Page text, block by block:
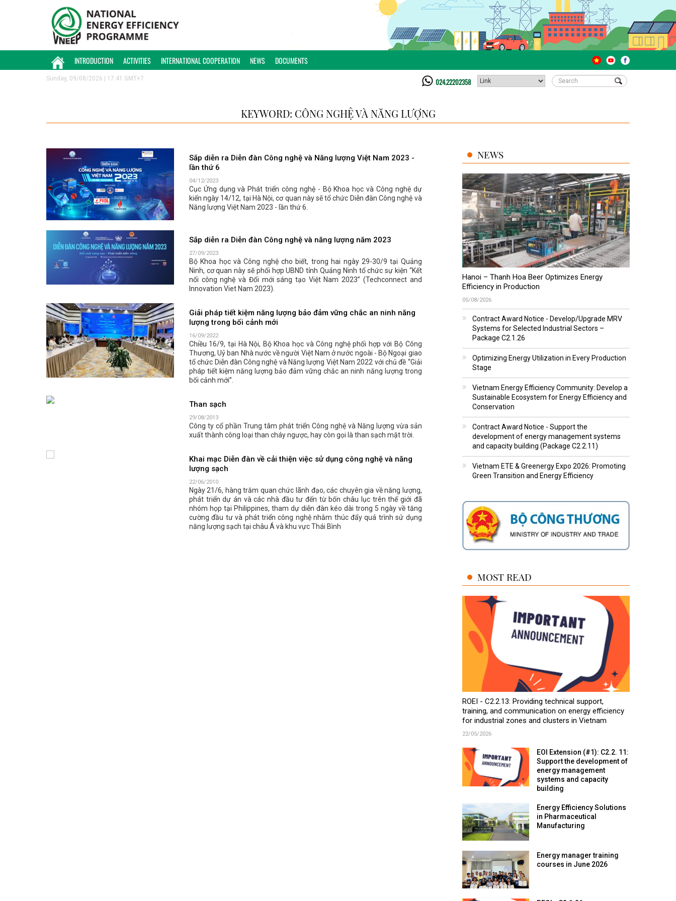
INTRODUCTION ACTIVITIES INTERNATIONAL COOPERATION NEWS DOCUMENTS
Sunday, 09/08/2026 | 17:41 GMT+7 024.22202358
KEYWORD: CÔNG NGHỆ VÀ NĂNG LƯỢNG
Sắp diễn ra Diễn đàn Công nghệ và Năng lượng Việt Nam 2023 -
lần thứ 6
04/12/2023
Cục Ứng dụng và Phát triển công nghệ - Bộ Khoa học và Công nghệ dự
kiến ngày 14/12, tại Hà Nội, cơ quan này sẽ tổ chức Diễn đàn Công nghệ và
Năng lượng Việt Nam 2023 - lần thứ 6.
Sắp diễn ra Diễn đàn Công nghệ và năng lượng năm 2023
27/09/2023
Bộ Khoa học và Công nghệ cho biết, trong hai ngày 29-30/9 tại Quảng
Ninh, cơ quan này sẽ phối hợp UBND tỉnh Quảng Ninh tổ chức sự kiện “Kết
nối công nghệ và Đổi mới sáng tạo Việt Nam 2023” (Techconnect and
Innovation Viet Nam 2023).
Giải pháp tiết kiệm năng lượng bảo đảm vững chắc an ninh năng
lượng trong bối cảnh mới
16/09/2022
Chiều 16/9, tại Hà Nội, Bộ Khoa học và Công nghệ phối hợp với Bộ Công
Thương, Uỷ ban Nhà nước về người Việt Nam ở nước ngoài - Bộ Ngoại giao
tổ chức Diễn đàn Công nghệ và Năng lượng Việt Nam 2022 với chủ đề “Giải
pháp tiết kiệm năng lượng bảo đảm vững chắc an ninh năng lượng trong
bối cảnh mới”.
Than sạch
29/08/2013
Công ty cổ phần Trung tâm phát triển Công nghệ và Năng lượng vừa sản
xuất thành công loại than cháy ngược, hay còn gọi là than sạch mặt trời.
Khai mạc Diễn đàn về cải thiện việc sử dụng công nghệ và năng
lượng sạch
22/06/2010
Ngày 21/6, hàng trăm quan chức lãnh đạo, các chuyên gia về năng lượng,
phát triển dự án và các nhà đầu tư đến từ bốn châu lục trên thế giới đã
nhóm họp tại Philippines, tham dự diễn đàn kéo dài trong 5 ngày về tăng
cường đầu tư và phát triển công nghệ nhằm thúc đẩy quá trình sử dụng
năng lượng sạch tại châu Á và khu vực Thái Bình
NEWS
Hanoi – Thanh Hoa Beer Optimizes Energy
Efficiency in Production
05/08/2026
Contract Award Notice - Develop/Upgrade MRV
Systems for Selected Industrial Sectors –
Package C2.1.26
Optimizing Energy Utilization in Every Production
Stage
Vietnam Energy Efficiency Community: Develop a
Sustainable Ecosystem for Energy Efficiency and
Conservation
Contract Award Notice - Support the
development of energy management systems
and capacity building (Package C2.2.11)
Vietnam ETE & Greenergy Expo 2026: Promoting
Green Transition and Energy Efficiency
MOST READ
ROEI - C2.2.13: Providing technical support,
training, and communication on energy efficiency
for industrial zones and clusters in Vietnam
22/05/2026
EOI Extension (#1): C2.2. 11:
Support the development of
energy management
systems and capacity
building
Energy Efficiency Solutions
in Pharmaceutical
Manufacturing
Energy manager training
courses in June 2026